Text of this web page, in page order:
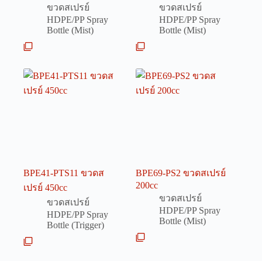
ขวดสเปรย์
HDPE/PP Spray
Bottle (Mist)
ขวดสเปรย์
HDPE/PP Spray
Bottle (Mist)
BPE41-PTS11 ขวดส
เปรย์ 450cc
ขวดสเปรย์
HDPE/PP Spray
Bottle (Trigger)
BPE69-PS2 ขวดสเปรย์
200cc
ขวดสเปรย์
HDPE/PP Spray
Bottle (Mist)